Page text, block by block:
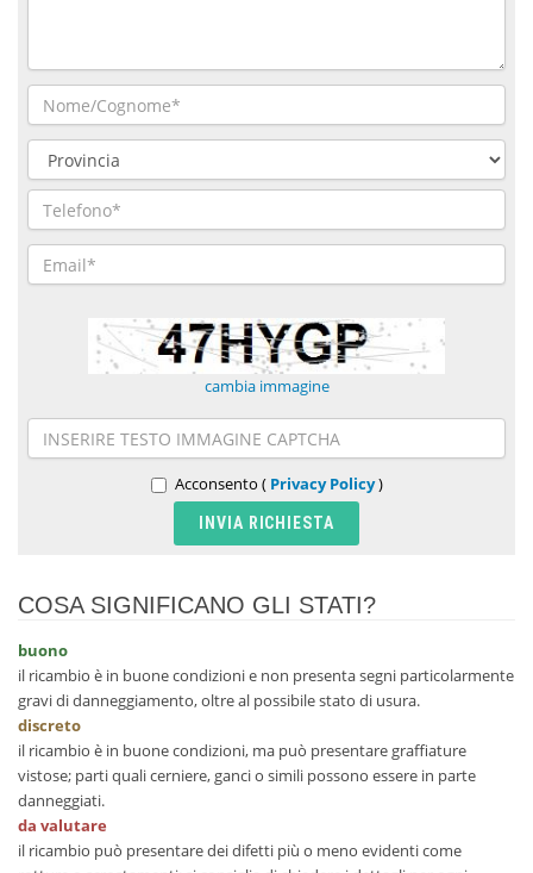
cambia immagine
Acconsento ( Privacy Policy)
COSA SIGNIFICANO GLI STATI?
buono
il ricambio è in buone condizioni e non presenta segni particolarmente
gravi di danneggiamento, oltre al possibile stato di usura.
discreto
il ricambio è in buone condizioni, ma può presentare graffiature
vistose; parti quali cerniere, ganci o simili possono essere in parte
danneggiati.
da valutare
il ricambio può presentare dei difetti più o meno evidenti come